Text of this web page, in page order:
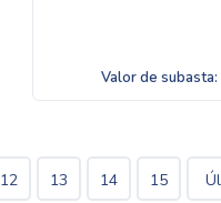
Valor de subasta:
12 13 14 15